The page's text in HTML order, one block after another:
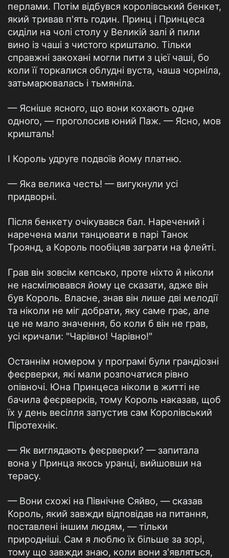
перлами. Потім відбувся королівський бенкет,
який тривав п'ять годин. Принц і Принцеса
сиділи на чолі столу у Великій залі й пили
вино із чаші з чистого кришталю. Тільки
справжні закохані могли пити з цієї чаші, бо
коли її торкалися облудні вуста, чаша чорніла,
затьмарювалась і тьмяніла.
— Ясніше ясного, що вони кохають одне
одного, — проголосив юний Паж. — Ясно, мов
кришталь!
І Король удруге подвоїв йому платню.
— Яка велика честь! — вигукнули усі
придворні.
Після бенкету очікувався бал. Наречений і
наречена мали танцювати в парі Танок
Троянд, а Король пообіцяв заграти на флейті.
Грав він зовсім кепсько, проте ніхто й ніколи
не насмілювався йому це сказати, адже він
був Король. Власне, знав він лише дві мелодії
та ніколи не міг добрати, яку саме грає, але
це не мало значення, бо коли б він не грав,
усі кричали: "Чарівно! Чарівно!"
Останнім номером у програмі були грандіозні
феєрверки, які мали розпочатися рівно
опівночі. Юна Принцеса ніколи в житті не
бачила феєрверків, тому Король наказав, щоб
їх у день весілля запустив сам Королівський
Піротехнік.
— Як виглядають феєрверки? — запитала
вона у Принца якось уранці, вийшовши на
терасу.
— Вони схожі на Північне Сяйво, — сказав
Король, який завжди відповідав на питання,
поставлені іншим людям, — тільки
природніші. Сам я люблю їх більше за зорі,
тому що завжди знаю, коли вони з'являться,